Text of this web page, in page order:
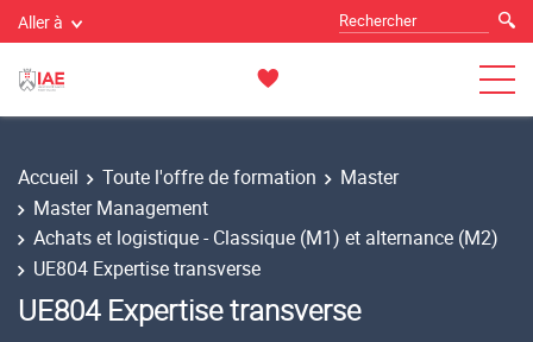
Aller à
Accueil Toute l'offre de formation
Master
Master Management
Achats et logistique - Classique (M1) et alternance (M2)
UE804 Expertise transverse
UE804 Expertise transverse